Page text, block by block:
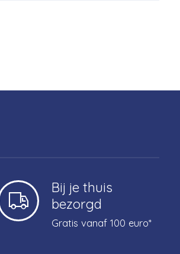
Bij je thuis
bezorgd
Gratis vanaf 100 euro*